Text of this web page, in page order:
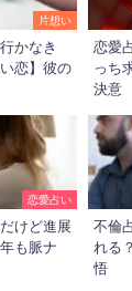
片想い
かなき
恋】彼の
恋愛
っち
決意
恋愛占い
けど進展
も脈ナ
不倫
れる
悟